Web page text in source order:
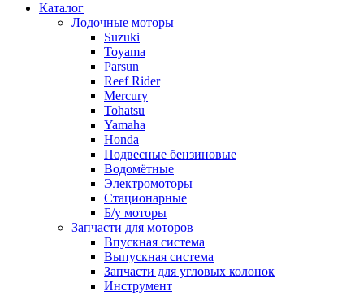
Каталог
Лодочные моторы
Suzuki
Toyama
Parsun
Reef Rider
Mercury
Tohatsu
Yamaha
Honda
Подвесные бензиновые
Водомётные
Электромоторы
Стационарные
Б/у моторы
Запчасти для моторов
Впускная система
Выпускная система
Запчасти для угловых колонок
Инструмент